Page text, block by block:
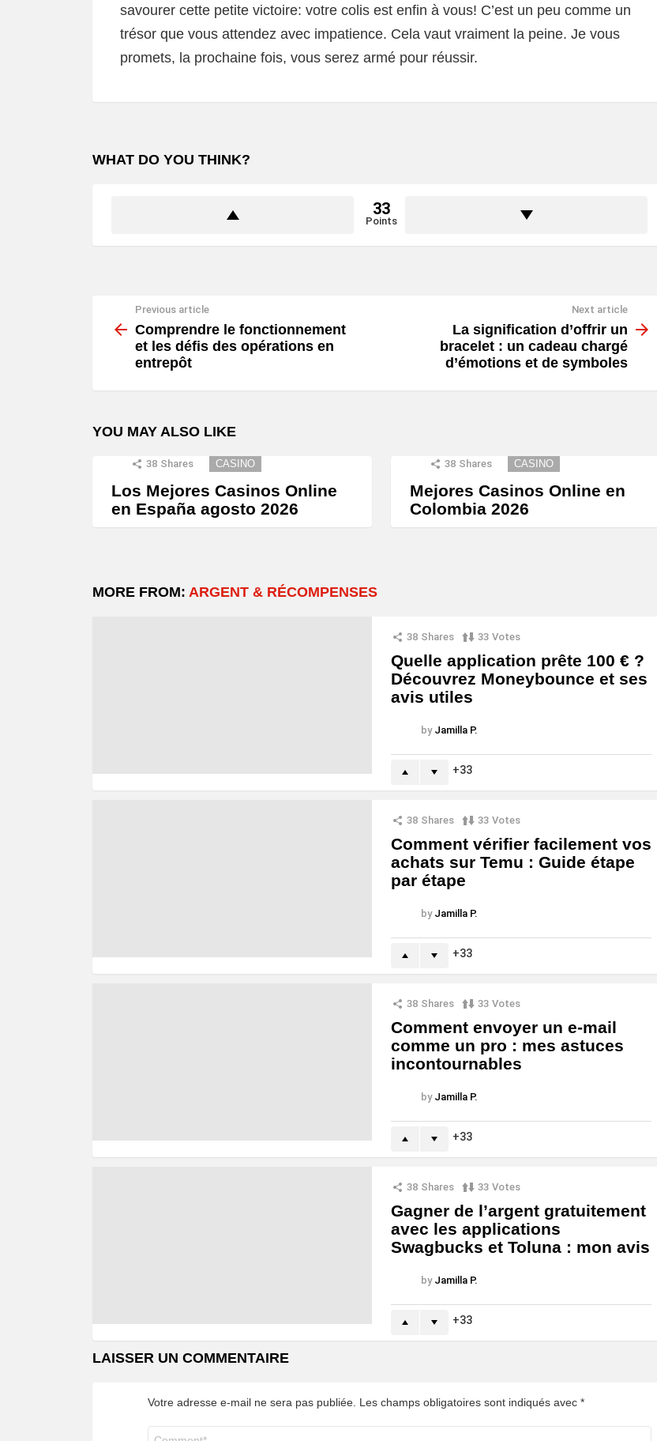
savourer cette petite victoire: votre colis est enfin à vous! C’est un peu comme un
trésor que vous attendez avec impatience. Cela vaut vraiment la peine. Je vous
promets, la prochaine fois, vous serez armé pour réussir.
WHAT DO YOU THINK?
33
Points
more
Previous article
Comprendre le fonctionnement
et les défis des opérations en
entrepôt
Next article
La signification d’offrir un
bracelet : un cadeau chargé
d’émotions et de symboles
YOU MAY ALSO LIKE
38 Shares CASINO
Los Mejores Casinos Online
en España agosto 2026
38 Shares CASINO
Mejores Casinos Online en
Colombia 2026
MORE FROM: ARGENT & RÉCOMPENSES
38 Shares 33 Votes
Quelle application prête 100 € ?
Découvrez Moneybounce et ses
avis utiles
by Jamilla P.
33
38 Shares 33 Votes
Comment vérifier facilement vos
achats sur Temu : Guide étape
par étape
by Jamilla P.
33
38 Shares 33 Votes
Comment envoyer un e-mail
comme un pro : mes astuces
incontournables
by Jamilla P.
33
38 Shares 33 Votes
Gagner de l’argent gratuitement
avec les applications
Swagbucks et Toluna : mon avis
by Jamilla P.
33
LAISSER UN COMMENTAIRE
Votre adresse e-mail ne sera pas publiée. Les champs obligatoires sont indiqués avec *